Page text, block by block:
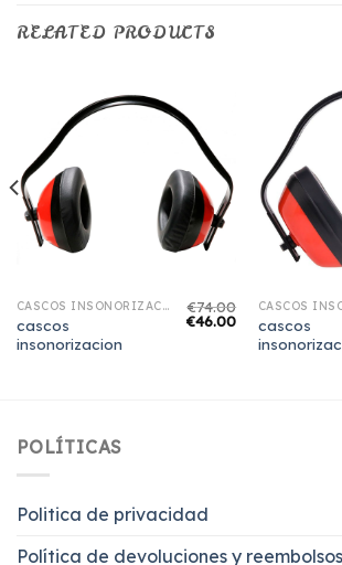
RELATED PRODUCTS
CASCOS INSONORIZACION
cascos
insonorizacion
€74.00
€46.00
cascos
POLÍTICAS
Politica de privacidad
Política de devoluciones y reembolsos